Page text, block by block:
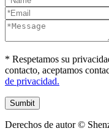
* Respetamos su
contacto, aceptamos
de privacidad.
Derechos de autor ©